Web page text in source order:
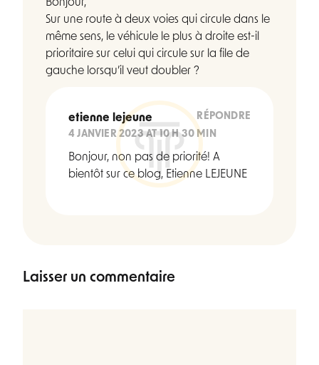
Bonjour,
Sur une route à deux voies qui circule dans le
même sens, le véhicule le plus à droite est-il
prioritaire sur celui qui circule sur la file de
gauche lorsqu’il veut doubler ?
etienne lejeune
4 JANVIER 2023 AT 10 H 30 MIN
RÉPONDRE
Bonjour, non pas de priorité! A
bientôt sur ce blog, Etienne LEJEUNE
Laisser un commentaire